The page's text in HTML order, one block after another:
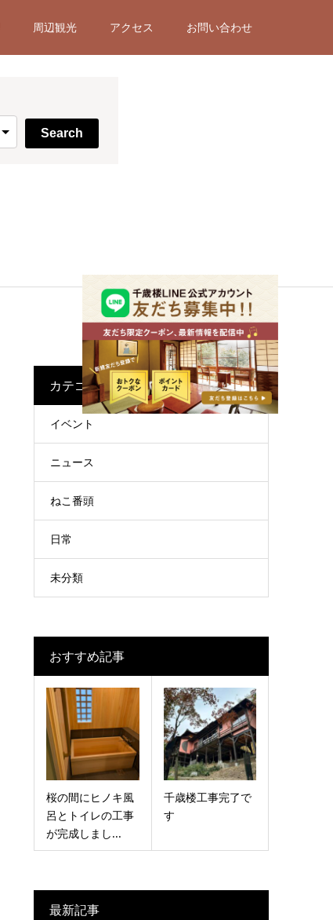
周辺観光 アクセス お問い合わせ
Search
カテゴリー
イベント
ニュース
ねこ番頭
日常
未分類
おすすめ記事
桜の間にヒノキ風
呂とトイレの工事
が完成しまし...
千歳楼工事完了で
す
最新記事